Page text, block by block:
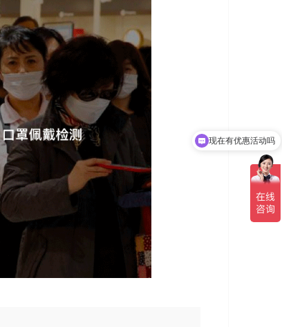
可以介绍下你们的产品么